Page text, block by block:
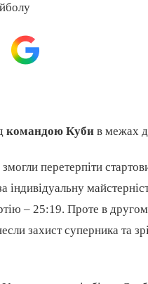
командою Куби в межах
перетерпіти
індивідуальну
– 25:19. Проте в
захист суперника та